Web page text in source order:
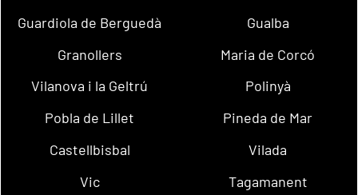
Guardiola de Berguedà
Gualba
Granollers
Maria de Corcó
Vilanova i la Geltrú
Polinyà
Pobla de Lillet
Pineda de Mar
Castellbisbal
Vilada
Vic
Tagamanent